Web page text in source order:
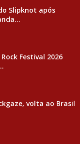
Slipknot após
Festival 2026
volta ao Brasil